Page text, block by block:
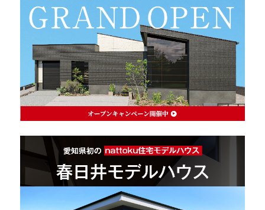
身体に優しい自然素材の家
耐震等級3 & 許容応力度計算 全棟標準
徹底したコストダウンの追求
頑丈で長持ちの外壁
2030年の省エネ基準住宅
100年点検住宅